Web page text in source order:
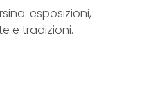
esposizioni,
e tradizioni.